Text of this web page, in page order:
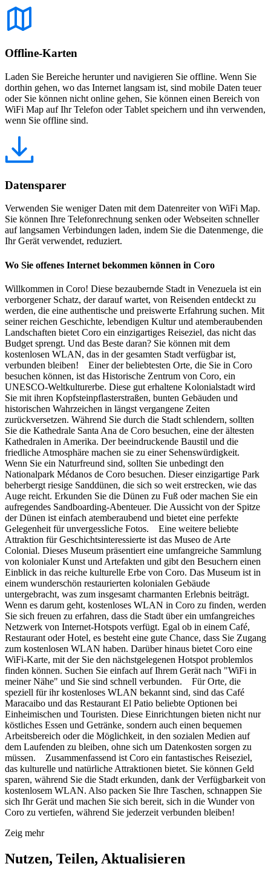
Offline-Karten
Laden Sie Bereiche herunter und navigieren Sie offline. Wenn Sie
dorthin gehen, wo das Internet langsam ist, sind mobile Daten teuer
oder Sie können nicht online gehen, Sie können einen Bereich von
WiFi Map auf Ihr Telefon oder Tablet speichern und ihn verwenden,
wenn Sie offline sind.
Datensparer
Verwenden Sie weniger Daten mit dem Datenreiter von WiFi Map.
Sie können Ihre Telefonrechnung senken oder Webseiten schneller
auf langsamen Verbindungen laden, indem Sie die Datenmenge, die
Ihr Gerät verwendet, reduziert.
Wo Sie offenes Internet bekommen können in Coro
Willkommen in Coro! Diese bezaubernde Stadt in Venezuela ist ein
verborgener Schatz, der darauf wartet, von Reisenden entdeckt zu
werden, die eine authentische und preiswerte Erfahrung suchen. Mit
seiner reichen Geschichte, lebendigen Kultur und atemberaubenden
Landschaften bietet Coro ein einzigartiges Reiseziel, das nicht das
Budget sprengt. Und das Beste daran? Sie können mit dem
kostenlosen WLAN, das in der gesamten Stadt verfügbar ist,
verbunden bleiben! Einer der beliebtesten Orte, die Sie in Coro
besuchen können, ist das Historische Zentrum von Coro, ein
UNESCO-Weltkulturerbe. Diese gut erhaltene Kolonialstadt wird
Sie mit ihren Kopfsteinpflasterstraßen, bunten Gebäuden und
historischen Wahrzeichen in längst vergangene Zeiten
zurückversetzen. Während Sie durch die Stadt schlendern, sollten
Sie die Kathedrale Santa Ana de Coro besuchen, eine der ältesten
Kathedralen in Amerika. Der beeindruckende Baustil und die
friedliche Atmosphäre machen sie zu einer Sehenswürdigkeit.
Wenn Sie ein Naturfreund sind, sollten Sie unbedingt den
Nationalpark Médanos de Coro besuchen. Dieser einzigartige Park
beherbergt riesige Sanddünen, die sich so weit erstrecken, wie das
Auge reicht. Erkunden Sie die Dünen zu Fuß oder machen Sie ein
aufregendes Sandboarding-Abenteuer. Die Aussicht von der Spitze
der Dünen ist einfach atemberaubend und bietet eine perfekte
Gelegenheit für unvergessliche Fotos. Eine weitere beliebte
Attraktion für Geschichtsinteressierte ist das Museo de Arte
Colonial. Dieses Museum präsentiert eine umfangreiche Sammlung
von kolonialer Kunst und Artefakten und gibt den Besuchern einen
Einblick in das reiche kulturelle Erbe von Coro. Das Museum ist in
einem wunderschön restaurierten kolonialen Gebäude
untergebracht, was zum insgesamt charmanten Erlebnis beiträgt.
Wenn es darum geht, kostenloses WLAN in Coro zu finden, werden
Sie sich freuen zu erfahren, dass die Stadt über ein umfangreiches
Netzwerk von Internet-Hotspots verfügt. Egal ob in einem Café,
Restaurant oder Hotel, es besteht eine gute Chance, dass Sie Zugang
zum kostenlosen WLAN haben. Darüber hinaus bietet Coro eine
WiFi-Karte, mit der Sie den nächstgelegenen Hotspot problemlos
finden können. Suchen Sie einfach auf Ihrem Gerät nach "WiFi in
meiner Nähe" und Sie sind schnell verbunden. Für Orte, die
speziell für ihr kostenloses WLAN bekannt sind, sind das Café
Maracaibo und das Restaurant El Patio beliebte Optionen bei
Einheimischen und Touristen. Diese Einrichtungen bieten nicht nur
köstliches Essen und Getränke, sondern auch einen bequemen
Arbeitsbereich oder die Möglichkeit, in den sozialen Medien auf
dem Laufenden zu bleiben, ohne sich um Datenkosten sorgen zu
müssen. Zusammenfassend ist Coro ein fantastisches Reiseziel,
das kulturelle und natürliche Attraktionen bietet. Sie können Geld
sparen, während Sie die Stadt erkunden, dank der Verfügbarkeit von
kostenlosem WLAN. Also packen Sie Ihre Taschen, schnappen Sie
sich Ihr Gerät und machen Sie sich bereit, sich in die Wunder von
Coro zu vertiefen, während Sie jederzeit verbunden bleiben!
Zeig mehr
Nutzen, Teilen, Aktualisieren